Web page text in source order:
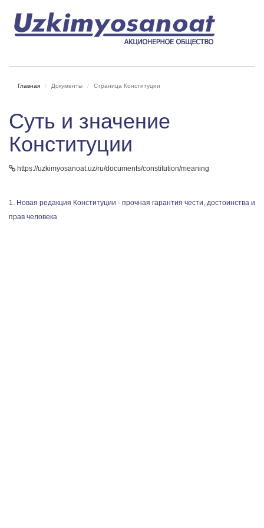
Главная Документы Страница Конституции
Суть и значение
Конституции
https://uzkimyosanoat.uz/ru/documents/constitution/meaning
1. Новая редакция Конституции - прочная гарантия чести, достоинства и
прав человека